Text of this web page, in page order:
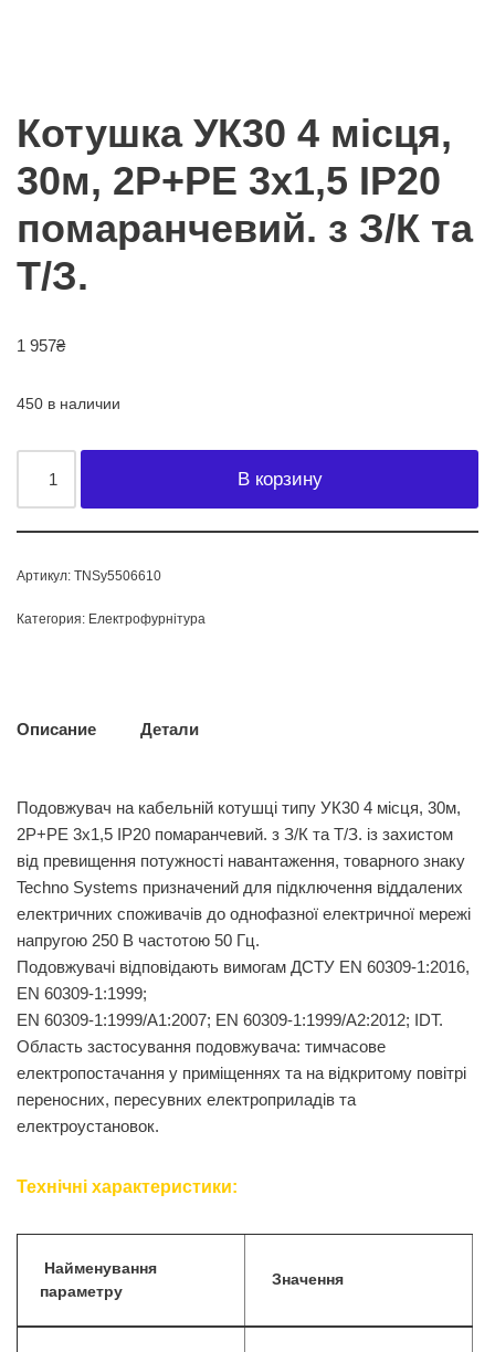
Котушка УК30 4 місця,
30м, 2Р+PЕ 3х1,5 IP20
помаранчевий. з З/К та
Т/З.
1 957₴
450 в наличии
В корзину
Артикул: TNSy5506610
Категория: Електрофурнітура
Описание Детали
Подовжувач на кабельній котушці типу УК30 4 місця, 30м,
2Р+PЕ 3х1,5 IP20 помаранчевий. з З/К та Т/З. із захистом
від превищення потужності навантаження, товарного знаку
Techno Systems призначений для підключення віддалених
електричних споживачів до однофазної електричної мережі
напругою 250 В частотою 50 Гц.
Подовжувачі відповідають вимогам ДСТУ EN 60309-1:2016,
EN 60309-1:1999;
EN 60309-1:1999/А1:2007; EN 60309-1:1999/А2:2012; IDT.
Область застосування подовжувача: тимчасове
електропостачання у приміщеннях та на відкритому повітрі
переносних, пересувних електроприладів та
електроустановок.
Технічні характеристики:
Найменування
параметру
Значення